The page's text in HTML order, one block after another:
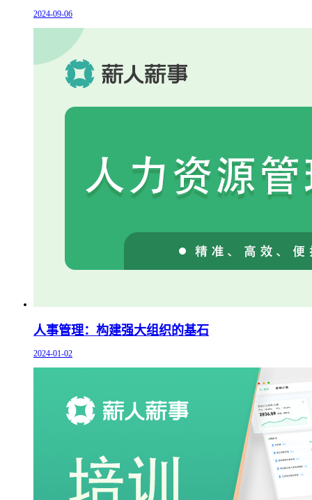
2024-09-06
人事管理：构建强大组织的基石
2024-01-02